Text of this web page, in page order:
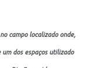
campo localizado onde,
dos espaços utilizado